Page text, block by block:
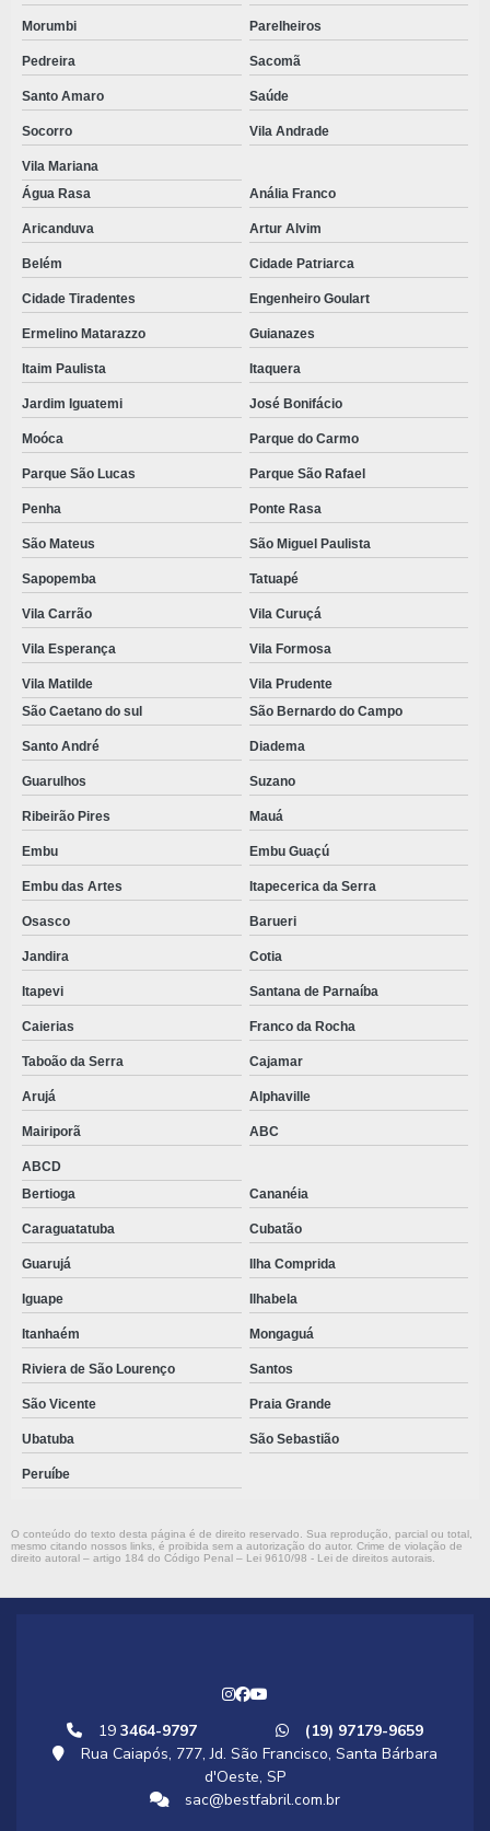
Morumbi Parelheiros
Pedreira Sacomã
Santo Amaro Saúde
Socorro Vila Andrade
Vila Mariana
Água Rasa
Anália Franco
Aricanduva Artur Alvim
Belém Cidade Patriarca
Cidade Tiradentes Engenheiro Goulart
Ermelino Matarazzo Guianazes
Itaim Paulista Itaquera
Jardim Iguatemi José Bonifácio
Moóca Parque do Carmo
Parque São Lucas Parque São Rafael
Penha Ponte Rasa
São Mateus São Miguel Paulista
Sapopemba Tatuapé
Vila Carrão Vila Curuçá
Vila Esperança Vila Formosa
Vila Matilde
Vila Prudente
São Caetano do sul
São Bernardo do Campo
Santo André Diadema
Guarulhos Suzano
Ribeirão Pires Mauá
Embu Embu Guaçú
Embu das Artes Itapecerica da Serra
Osasco Barueri
Jandira Cotia
Itapevi Santana de Parnaíba
Caierias Franco da Rocha
Taboão da Serra Cajamar
Arujá Alphaville
Mairiporã ABC
ABCD
Bertioga
Cananéia
Caraguatatuba Cubatão
Guarujá Ilha Comprida
Iguape Ilhabela
Itanhaém Mongaguá
Riviera de São Lourenço Santos
São Vicente Praia Grande
Ubatuba São Sebastião
Peruíbe
O conteúdo do texto desta página é de direito reservado. Sua reprodução, parcial ou total,
mesmo citando nossos links, é proibida sem a autorização do autor. Crime de violação de
direito autoral – artigo 184 do Código Penal – Lei 9610/98 - Lei de direitos autorais
19 3464-9797
(19) 97179-9659
Rua Caiapós, 777, Jd. São Francisco, Santa Bárbara
d'Oeste, SP
sac@bestfabril.com.br